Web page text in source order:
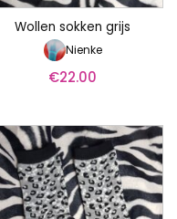
Wollen sokken grijs
Nienke
€22.00